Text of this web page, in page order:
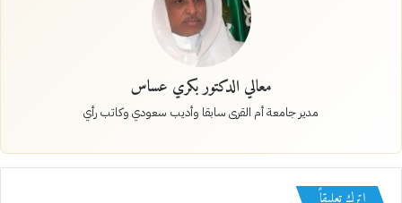
معالي الدكتور بكري عساس
مدير جامعة أم القرى سابقا وأديب سعودي وكاتب رأي